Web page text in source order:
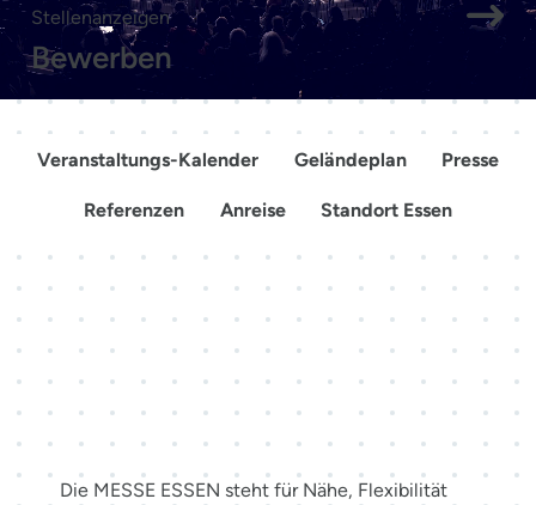
Stellenanzeigen
Bewerben
Veranstaltungs-Kalender Geländeplan Presse
Referenzen Anreise Standort Essen
Mehr als Räume. Erlebnisse
schaffen.
Die MESSE ESSEN steht für Nähe, Flexibilität